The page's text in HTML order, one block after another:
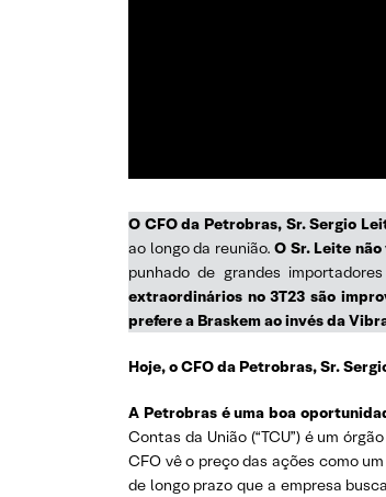
O CFO da Petrobras, Sr. Sergio
ao longo da reunião.O Sr. Leite
punhado de grandes
extraordinários no 3T23 são
prefere a Braskem ao invés da
Hoje, o CFO da Petrobras, Sr.
A Petrobras é uma boa
Contas da União (“TCU”) é um
CFO vê o preço das ações como
de longo prazo que a empresa